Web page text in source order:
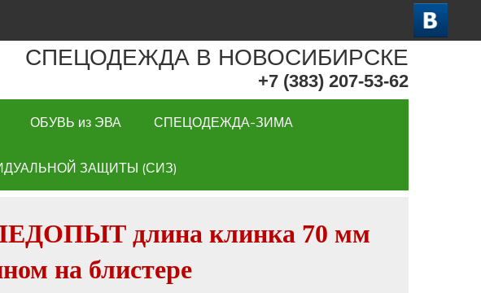
СПЕЦОДЕЖДА В НОВОСИБИРСКЕ
+7 (383) 207-53-62
ОБУВЬ из ЭВА СПЕЦОДЕЖДА-ЗИМА
ЗАЩИТЫ (СИЗ)
длина клинка 70 мм
на блистере